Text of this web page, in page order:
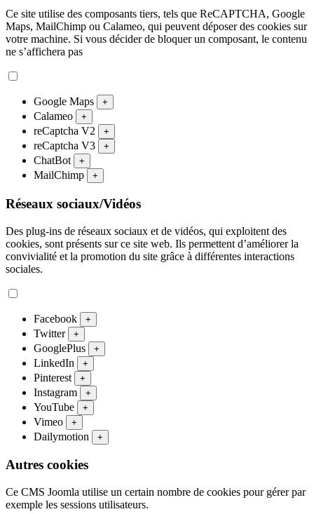
Ce site utilise des composants tiers, tels que ReCAPTCHA, Google
Maps, MailChimp ou Calameo, qui peuvent déposer des cookies sur
votre machine. Si vous décider de bloquer un composant, le contenu
ne s’affichera pas
Google Maps +
Calameo +
reCaptcha V2 +
reCaptcha V3 +
ChatBot +
MailChimp +
Réseaux sociaux/Vidéos
Des plug-ins de réseaux sociaux et de vidéos, qui exploitent des
cookies, sont présents sur ce site web. Ils permettent d’améliorer la
convivialité et la promotion du site grâce à différentes interactions
sociales.
Facebook +
Twitter +
GooglePlus +
LinkedIn +
Pinterest +
Instagram +
YouTube +
Vimeo +
Dailymotion +
Autres cookies
Ce CMS Joomla utilise un certain nombre de cookies pour gérer par
exemple les sessions utilisateurs.